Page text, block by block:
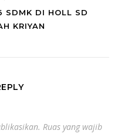
SDMK DI HOLL SD
KRIYAN
Ruas yang wajib